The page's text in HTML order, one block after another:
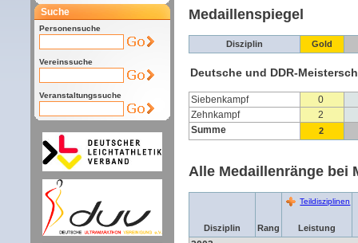
Suche
Personensuche
Vereinssuche
Veranstaltungssuche
Medaillenspiegel
Disziplin Gold
Deutsche und DDR-
Siebenkampf
0
Zehnkampf
2
Summe
2
Alle Medaillenränge bei
Disziplin Rang
Teildisziplinen
Leistung